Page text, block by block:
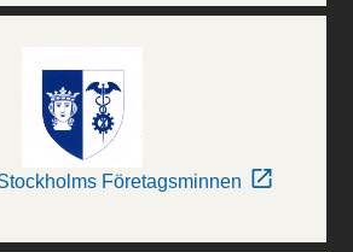
Företagsminnen